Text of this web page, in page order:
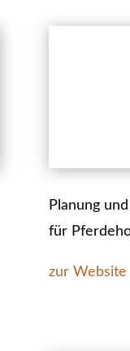
Planung
für
zur Website